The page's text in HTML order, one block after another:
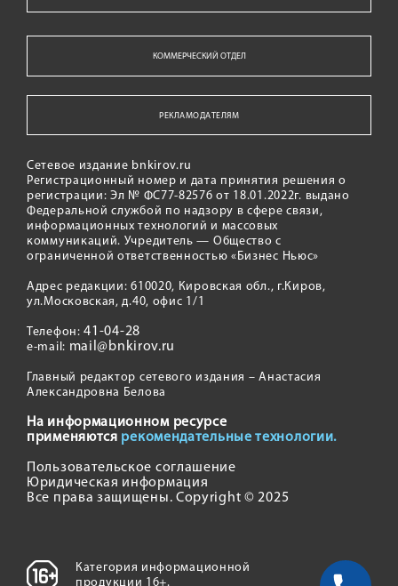
КОММЕРЧЕСКИЙ ОТДЕЛ
РЕКЛАМОДАТЕЛЯМ
Сетевое издание bnkirov.ru
Регистрационный номер и дата принятия решения о
регистрации: Эл № ФС77-82576 от 18.01.2022г. выдано
Федеральной службой по надзору в сфере связи,
информационных технологий и массовых
коммуникаций. Учредитель — Общество с
ограниченной ответственностью «Бизнес Ньюс»
Адрес редакции: 610020, Кировская обл., г.Киров,
ул.Московская, д.40, офис 1/1
Телефон:41-04-28
e-mail: mail@bnkirov.ru
Главный редактор сетевого издания – Анастасия
Александровна Белова
На информационном ресурсе
применяются рекомендательные технологии.
Пользовательское соглашение
Юридическая информация
Все права защищены. Copyright © 2025
Категория информационной
продукции 16+.